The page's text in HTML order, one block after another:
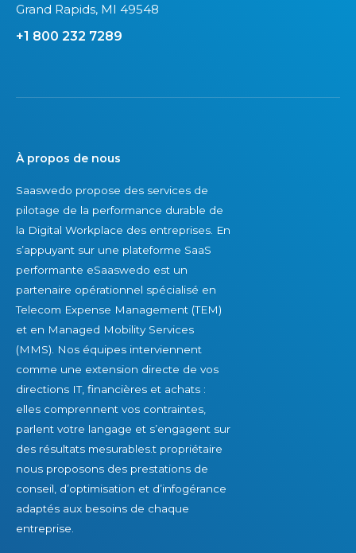
Grand Rapids, MI 49548
+1 800 232 7289
À propos de nous
Saaswedo propose des services de
pilotage de la performance durable de
la Digital Workplace des entreprises. En
s’appuyant sur une plateforme SaaS
performante eSaaswedo est un
partenaire opérationnel spécialisé en
Telecom Expense Management (TEM)
et en Managed Mobility Services
(MMS). Nos équipes interviennent
comme une extension directe de vos
directions IT, financières et achats :
elles comprennent vos contraintes,
parlent votre langage et s’engagent sur
des résultats mesurables.t propriétaire
nous proposons des prestations de
conseil, d’optimisation et d’infogérance
adaptés aux besoins de chaque
entreprise.